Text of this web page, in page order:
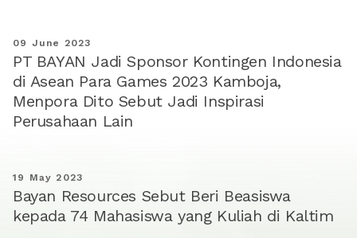
09 June 2023
PT BAYAN Jadi Sponsor Kontingen Indonesia
di Asean Para Games 2023 Kamboja,
Menpora Dito Sebut Jadi Inspirasi
Perusahaan Lain
19 May 2023
Bayan Resources Sebut Beri Beasiswa
kepada 74 Mahasiswa yang Kuliah di Kaltim